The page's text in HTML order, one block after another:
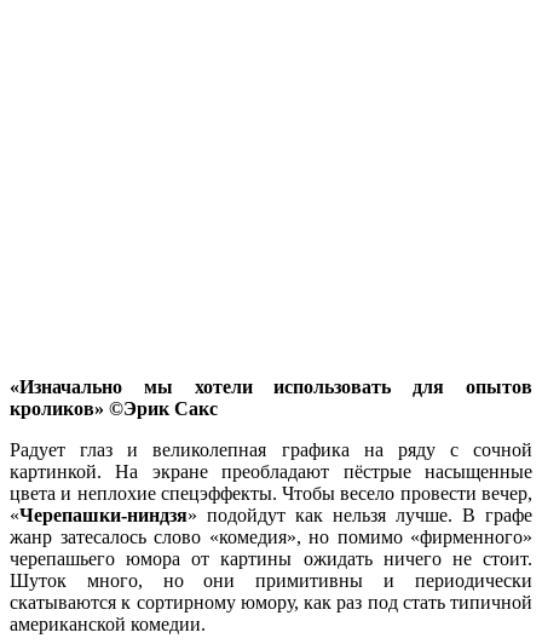
«Изначально мы хотели использовать для опытов
кроликов» ©Эрик Сакс
Радует глаз и великолепная графика на ряду с сочной
картинкой. На экране преобладают пёстрые насыщенные
цвета и неплохие спецэффекты. Чтобы весело провести вечер,
«Черепашки-ниндзя» подойдут как нельзя лучше. В графе
жанр затесалось слово «комедия», но помимо «фирменного»
черепашьего юмора от картины ожидать ничего не стоит.
Шуток много, но они примитивны и периодически
скатываются к сортирному юмору, как раз под стать типичной
американской комедии.